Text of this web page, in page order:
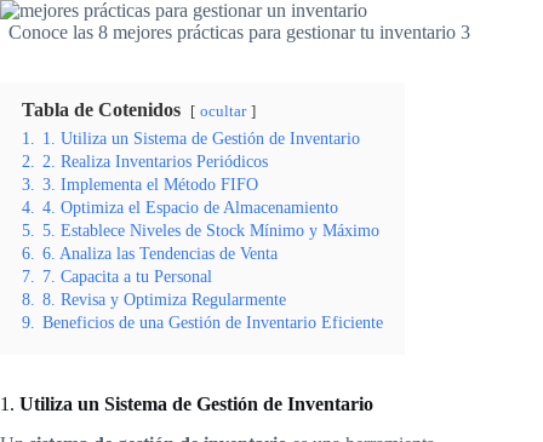
Conoce las 8 mejores prácticas para gestionar tu inventario 3
Tabla de Cotenidos ocultar
1.
1. Utiliza un Sistema de Gestión de Inventario
2.
2. Realiza Inventarios Periódicos
3.
3. Implementa el Método FIFO
4.
4. Optimiza el Espacio de Almacenamiento
5.
5. Establece Niveles de Stock Mínimo y Máximo
6.
6. Analiza las Tendencias de Venta
7.
7. Capacita a tu Personal
8.
8. Revisa y Optimiza Regularmente
9.
Beneficios de una Gestión de Inventario Eficiente
1. Utiliza un Sistema de Gestión de Inventario